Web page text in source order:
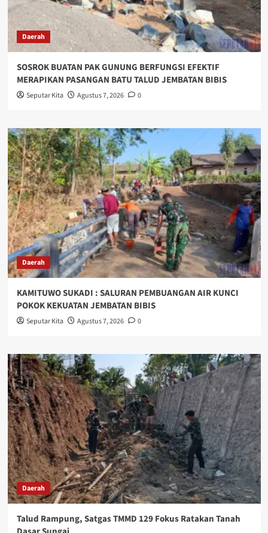
Daerah
SOSROK BUATAN PAK GUNUNG BERFUNGSI EFEKTIF
MERAPIKAN PASANGAN BATU TALUD JEMBATAN BIBIS
Seputar Kita Agustus 7, 2026 0
Daerah
KAMITUWO SUKADI : SALURAN PEMBUANGAN AIR KUNCI
POKOK KEKUATAN JEMBATAN BIBIS
Seputar Kita Agustus 7, 2026 0
Daerah
Talud Rampung, Satgas TMMD 129 Fokus Ratakan Tanah